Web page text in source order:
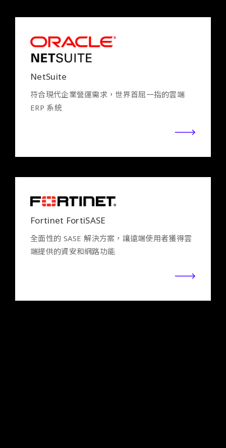
NetSuite
符合現代企業營運需求，世界首屈一指的雲端
ERP 系統
Fortinet FortiSASE
全面性的 SASE 解決方案，讓遠端使用者獲得雲
端提供的資安和網路功能